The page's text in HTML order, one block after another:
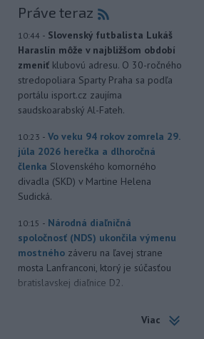
Práve teraz
10:44 - Slovenský futbalista Lukáš
Haraslín môže v najbližšom období
zmeniť klubovú adresu. O 30-ročného
stredopoliara Sparty Praha sa podľa
portálu isport.cz zaujíma
saudskoarabský Al-Fateh.
10:23 - Vo veku 94 rokov zomrela 29.
júla 2026 herečka a dlhoročná
členka Slovenského komorného
divadla (SKD) v Martine Helena
Sudická.
10:15 - Národná diaľničná
spoločnosť (NDS) ukončila výmenu
mostného záveru na ľavej strane
mosta Lanfranconi, ktorý je súčasťou
bratislavskej diaľnice D2.
nákazy vírusovým ochorenímebola
Viac